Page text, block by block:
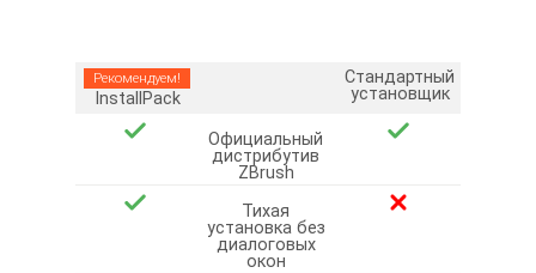
Рекомендуем!
InstallPack
Стандартный
установщик
Официальный
дистрибутив
ZBrush
Тихая
установка без
диалоговых
окон